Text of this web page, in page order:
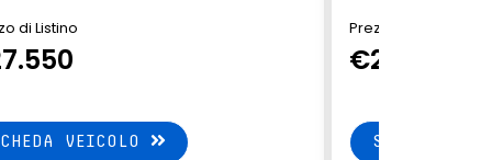
di Listino
VEICOLO
Prezzo di Listino
€27.550
SCHEDA